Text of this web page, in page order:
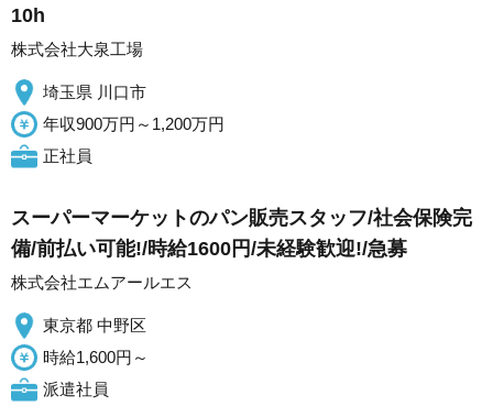
10h
株式会社大泉工場
埼玉県 川口市
年収900万円～1,200万円
正社員
スーパーマーケットのパン販売スタッフ/社会保険完
備/前払い可能!/時給1600円/未経験歓迎!/急募
株式会社エムアールエス
東京都 中野区
時給1,600円～
派遣社員